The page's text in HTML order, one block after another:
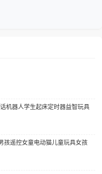
机器人学生起床定时器益智玩具
遥控女童电动猫儿童玩具女孩